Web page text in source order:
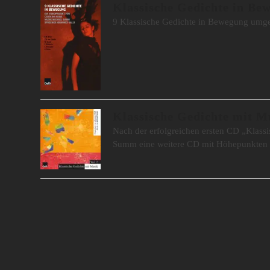
9 Klassische Gedichte in Bewegung
Nach der erfolgreichen ersten CD
Summ eine weitere CD mit